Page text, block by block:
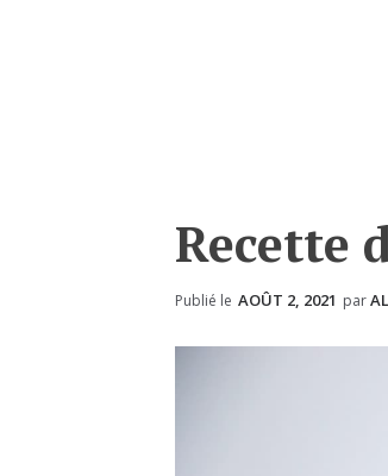
Recette
Publié le AOÛT 2, 2021 par